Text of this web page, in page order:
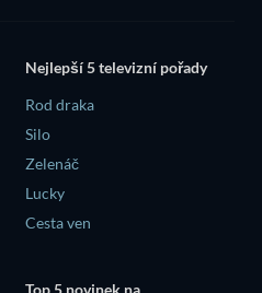
Nejlepší 5 televizní pořady
Rod draka
Silo
Zelenáč
Lucky
Cesta ven